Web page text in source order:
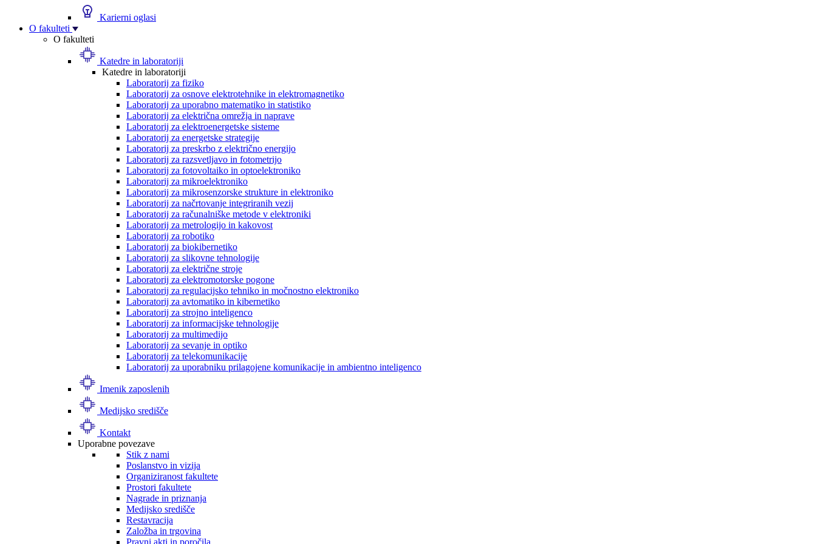
Karierni oglasi
O fakulteti
O fakulteti
Katedre in laboratoriji
Katedre in laboratoriji
Laboratorij za fiziko
Laboratorij za osnove elektrotehnike in elektromagnetiko
Laboratorij za uporabno matematiko in statistiko
Laboratorij za električna omrežja in naprave
Laboratorij za elektroenergetske sisteme
Laboratorij za energetske strategije
Laboratorij za preskrbo z električno energijo
Laboratorij za razsvetljavo in fotometrijo
Laboratorij za fotovoltaiko in optoelektroniko
Laboratorij za mikroelektroniko
Laboratorij za mikrosenzorske strukture in elektroniko
Laboratorij za načrtovanje integriranih vezij
Laboratorij za računalniške metode v elektroniki
Laboratorij za metrologijo in kakovost
Laboratorij za robotiko
Laboratorij za biokibernetiko
Laboratorij za slikovne tehnologije
Laboratorij za električne stroje
Laboratorij za elektromotorske pogone
Laboratorij za regulacijsko tehniko in močnostno elektroniko
Laboratorij za avtomatiko in kibernetiko
Laboratorij za strojno inteligenco
Laboratorij za informacijske tehnologije
Laboratorij za multimedijo
Laboratorij za sevanje in optiko
Laboratorij za telekomunikacije
Laboratorij za uporabniku prilagojene komunikacije in ambientno inteligenco
Imenik zaposlenih
Medijsko središče
Kontakt
Uporabne povezave
Stik z nami
Poslanstvo in vizija
Organiziranost fakultete
Prostori fakultete
Nagrade in priznanja
Medijsko središče
Restavracija
Založba in trgovina
Pravni akti in poročila